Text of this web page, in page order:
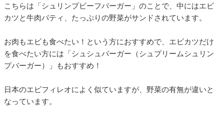
こちらは「シュリンプビーフバーガー」のことで、中にはエビ
カツと牛肉パティ、たっぷりの野菜がサンドされています。
お肉もエビも食べたい！という方におすすめで、エビカツだけ
を食べたい方には「シュシュバーガー（シュプリームシュリン
プバーガー）」もおすすめ！
日本のエビフィレオによく似ていますが、野菜の有無が違いと
なっています。